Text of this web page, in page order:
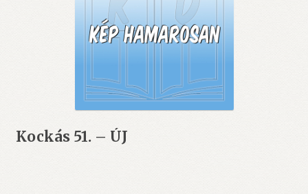
Kockás 51. – ÚJ